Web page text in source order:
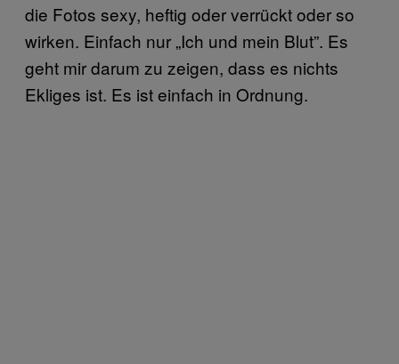
die Fotos sexy, heftig oder verrückt oder so
wirken. Einfach nur „Ich und mein Blut”. Es
geht mir darum zu zeigen, dass es nichts
Ekliges ist. Es ist einfach in Ordnung.